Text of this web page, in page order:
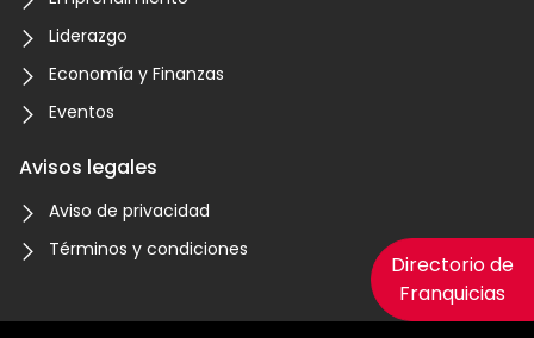
Directorio de
Franquicias
Liderazgo
Economía y Finanzas
Eventos
Avisos legales
Aviso de privacidad
Términos y condiciones